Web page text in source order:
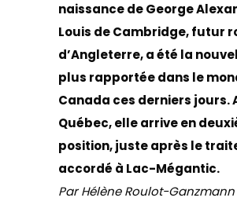
naissance de George
Louis de Cambridge, futur
d’Angleterre, a été la
plus rapportée dans le
Canada ces derniers jours.
Québec, elle arrive en
position, juste après le
accordé à Lac-Mégantic.
Par Hélène Roulot-Ganzmann